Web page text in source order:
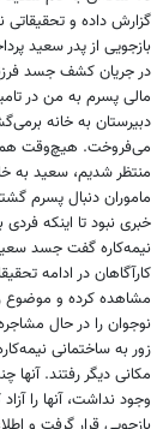
گزارش داده و تحقیقاتی
بازجویی از پدر سعید
در جریان کشف جسد
مالی پسرم به من در
دبیرستان به خانه
می‌فروخت. هیچ‌وقت هم
منتظر شدیم، سعید به
ماموران دنبال پسرم
خبری نبود تا اینکه
نیمه‌کاره گفت جسد
کارآگاهان در ادامه
مشاهده کرده و موضوع
نوجوان را در حال
زور به ساختمانی
مکانی دیگر رفتند. آنها
وجود نداشت، آنها را